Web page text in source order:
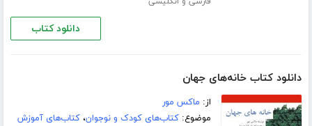
دانلود کتاب
دانلود کتاب خانه‌های جهان
از: ماکس مور
موضوع:کتاب‌های کودک و نوجوان،کتاب‌های آموزش